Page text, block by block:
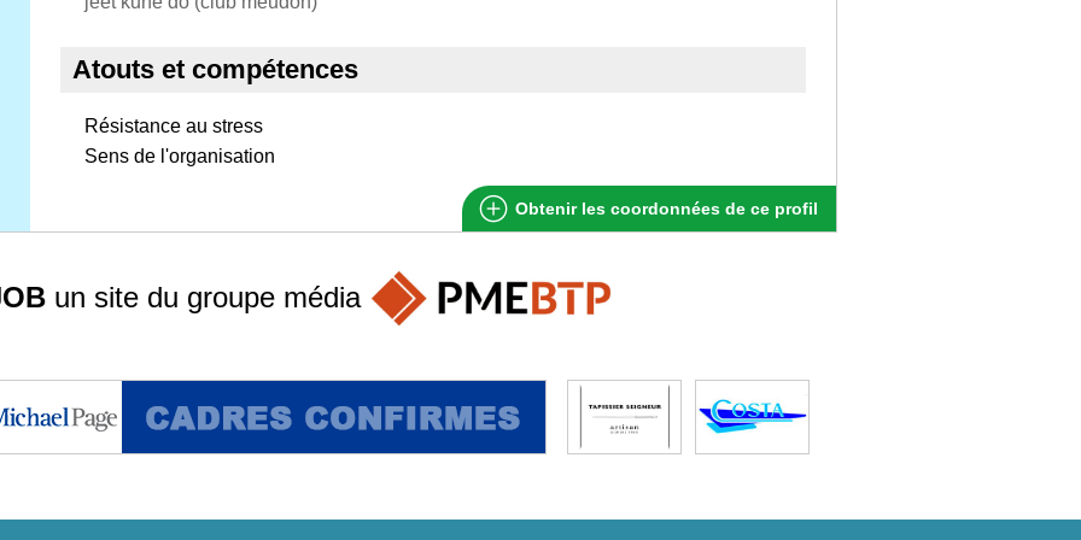
Atouts et compétences
Résistance au stress
Sens de l'organisation
Obtenir les coordonnées de ce profil
un site du groupe média